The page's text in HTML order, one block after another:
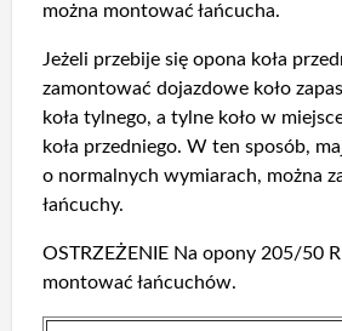
można montować łańcucha.
Jeżeli przebije się opona koła
zamontować dojazdowe koło
koła tylnego, a tylne koło w
koła przedniego. W ten sposób,
o normalnych wymiarach, można
łańcuchy.
OSTRZEŻENIE Na opony 205/50
montować łańcuchów.